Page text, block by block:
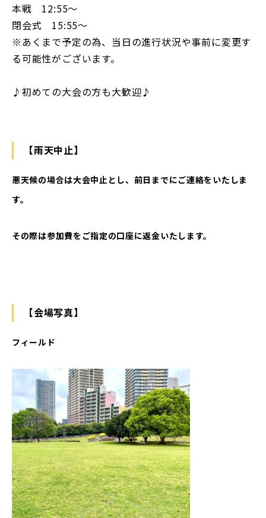
本戦 12:55〜
閉会式 15:55〜
※あくまで予定の為、当日の進行状況や事前に変更す
る可能性がございます。
♪初めての大会の方も大歓迎♪
【雨天中止】
悪天候の場合は大会中止とし、前日までにご連絡をいたしま
す。
その際は参加費をご指定の口座に返金いたします。
【会場写真】
フィールド